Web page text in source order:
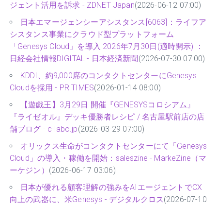
ジェント活用を訴求 - ZDNET Japan(2026-06-12 07:00)
日本エマージェンシーアシスタンス[6063]：ライフア
シスタンス事業にクラウド型プラットフォーム
「Genesys Cloud」を導入 2026年7月30日(適時開示) ：
日経会社情報DIGITAL - 日本経済新聞 (2026-07-30 07:00)
KDDI、約9,000席のコンタクトセンターにGenesys
Cloudを採用 - PR TIMES(2026-01-14 08:00)
【遊戯王】3月29日 開催『GENESYSコロシアム』
『ライゼオル』デッキ優勝者レシピ / 名古屋駅前店の店
舗ブログ - c-labo.jp(2026-03-29 07:00)
オリックス生命がコンタクトセンターにて「Genesys
Cloud」の導入・稼働を開始：saleszine - MarkeZine（マ
ーケジン） (2026-06-17 03:06)
日本が優れる顧客理解の強みをAIエージェントでCX
向上の武器に、米Genesys - デジタルクロス(2026-07-10